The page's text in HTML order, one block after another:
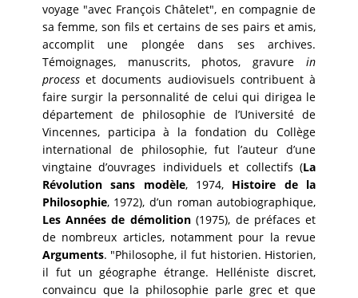
voyage "avec François Châtelet", en compagnie de
sa femme, son fils et certains de ses pairs et amis,
accomplit une plongée dans ses archives.
Témoignages, manuscrits, photos, gravure in
processet documents audiovisuels contribuent à
faire surgir la personnalité de celui qui dirigea le
département de philosophie de l’Université de
Vincennes, participa à la fondation du Collège
international de philosophie, fut l’auteur d’une
vingtaine d’ouvrages individuels et collectifs (La
Révolution sans modèle, 1974, Histoire de la
Philosophie, 1972), d’un roman autobiographique,
Les Années de démolition(1975), de préfaces et
de nombreux articles, notamment pour la revue
Arguments. "Philosophe, il fut historien. Historien,
il fut un géographe étrange. Helléniste discret,
convaincu que la philosophie parle grec et que